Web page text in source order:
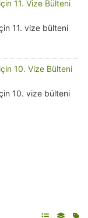
11. Vize Bülteni
11. vize bülteni
10. Vize Bülteni
10. vize bülteni